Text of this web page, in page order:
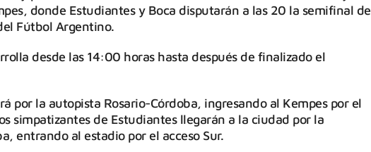
donde Estudiantes y Boca disputarán a las 20 la semifinal de
Fútbol Argentino.
desde las 14:00 horas hasta después de finalizado el
por la autopista Rosario-Córdoba, ingresando al Kempes por el
simpatizantes de Estudiantes llegarán a la ciudad por la
entrando al estadio por el acceso Sur.